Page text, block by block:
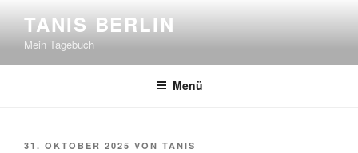
springen
TANIS BERLIN
Mein Tagebuch
Menü
VERÖFFENTLICHT
31. OKTOBER 2025 VON TANIS